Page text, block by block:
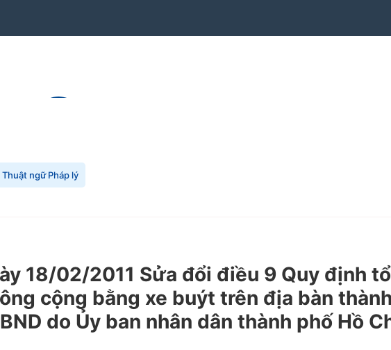
Thuật ngữ Pháp lý
18/02/2011 Sửa đổi điều 9 Quy định
cộng bằng xe buýt trên địa bàn
do Ủy ban nhân dân thành phố Hồ